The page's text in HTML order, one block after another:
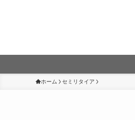
ホーム セミリタイア